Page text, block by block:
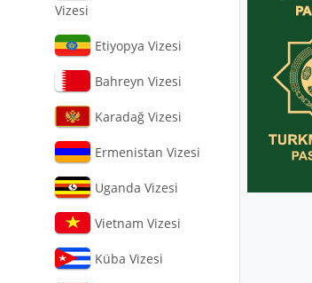
Vizesi
Etiyopya Vizesi
Bahreyn Vizesi
Karadağ Vizesi
Ermenistan Vizesi
Uganda Vizesi
Vietnam Vizesi
Küba Vizesi